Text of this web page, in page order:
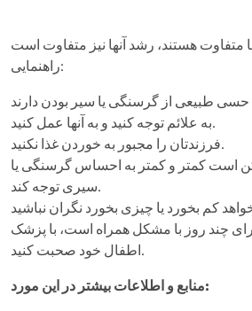
راهنمایی:
به علائم توجه کنید و به آنها عمل کنید.
فرزندتان را مجبور به خوردن غذا نکنید.
است کمتر و کمتر به احساس گرسنگی یا
سیری توجه کند.
چند روز با مشکل همراه است، با پزشک
اطفال خود صحبت کنید.
منابع و اطلاعات بیشتر در این مورد: